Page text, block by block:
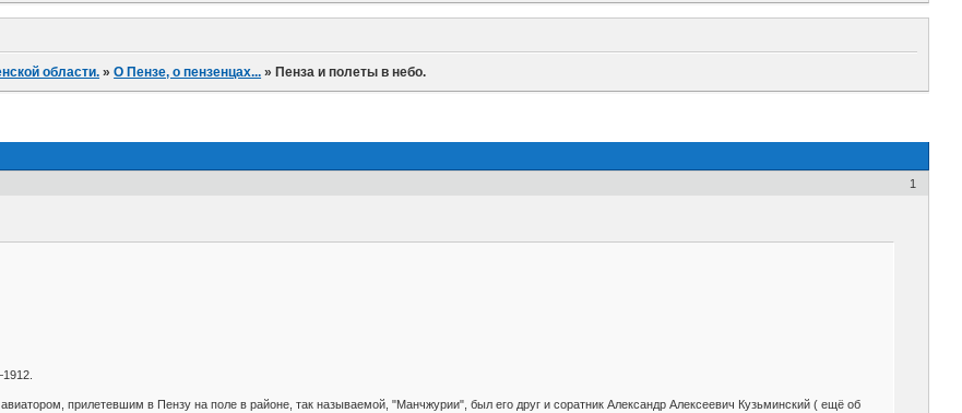
области. »О Пензе, о пензенцах... » Пенза и полеты в небо.
1
прилетевшим в Пензу на поле в районе, так называемой, "Манчжурии", был его друг и соратник Александр Алексеевич Кузьминский ( ещё об